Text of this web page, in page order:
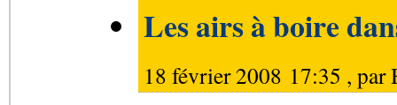
Les airs à boire
18 février 2008 17:35 , par